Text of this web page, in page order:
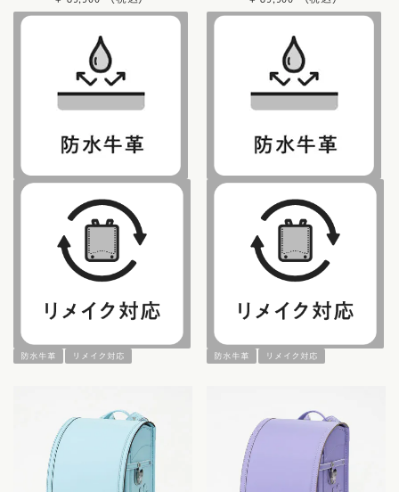
防水牛革 リメイク対応 防水牛革 リメイク対応